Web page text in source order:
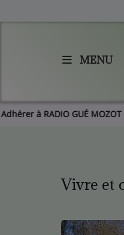
MENU
Adhérer à RADIO
Agenda
Vivre et